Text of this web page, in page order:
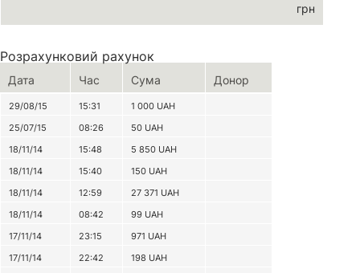
грн
Розрахунковий рахунок
Дата Час Сума Донор
29/08/15 15:31 1 000 UAH
25/07/15
08:26 50 UAH
18/11/14
15:48 5 850 UAH
18/11/14
15:40 150 UAH
18/11/14
12:59 27 371 UAH
18/11/14
08:42 99 UAH
17/11/14
23:15 971 UAH
17/11/14
22:42 198 UAH